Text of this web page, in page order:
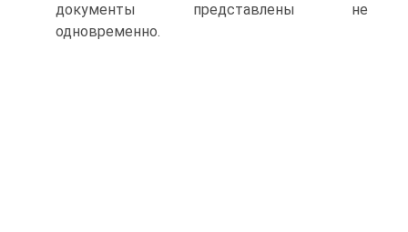
документы представлены не
одновременно.